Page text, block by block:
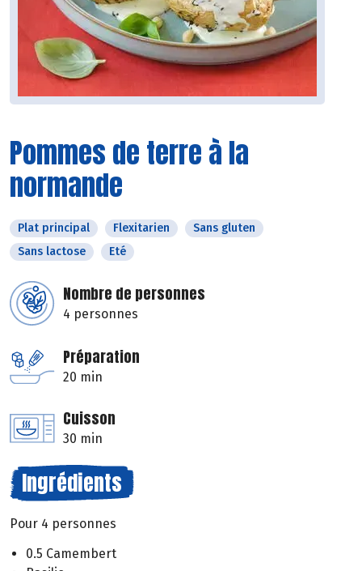
Pommes de terre à la
normande
Plat principal Flexitarien
Sans gluten
Sans lactose
Eté
Nombre de personnes
4 personnes
Préparation
20 min
Cuisson
30 min
Ingrédients
Pour 4 personnes
0.5 Camembert